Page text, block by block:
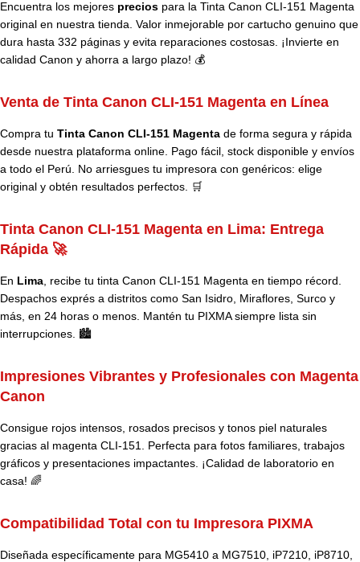
Encuentra los mejores precios para la Tinta Canon CLI-151 Magenta
original en nuestra tienda. Valor inmejorable por cartucho genuino que
dura hasta 332 páginas y evita reparaciones costosas. ¡Invierte en
calidad Canon y ahorra a largo plazo! 💰
Venta de Tinta Canon CLI-151 Magenta en Línea
Compra tu Tinta Canon CLI-151 Magenta de forma segura y rápida
desde nuestra plataforma online. Pago fácil, stock disponible y envíos
a todo el Perú. No arriesgues tu impresora con genéricos: elige
original y obtén resultados perfectos. 🛒
Tinta Canon CLI-151 Magenta en Lima: Entrega
Rápida 🚀
En Lima , recibe tu tinta Canon CLI-151 Magenta en tiempo récord.
Despachos exprés a distritos como San Isidro, Miraflores, Surco y
más, en 24 horas o menos. Mantén tu PIXMA siempre lista sin
interrupciones. 🏙️
Impresiones Vibrantes y Profesionales con Magenta
Canon
Consigue rojos intensos, rosados precisos y tonos piel naturales
gracias al magenta CLI-151. Perfecta para fotos familiares, trabajos
gráficos y presentaciones impactantes. ¡Calidad de laboratorio en
casa! 🌈
Compatibilidad Total con tu Impresora PIXMA
Diseñada específicamente para MG5410 a MG7510, iP7210, iP8710,